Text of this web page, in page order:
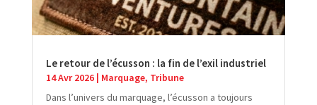
Le retour de l’écusson : la fin de l’exil industriel
14 Avr 2026| Marquage, Tribune
Dans l’univers du marquage, l’écusson a toujours